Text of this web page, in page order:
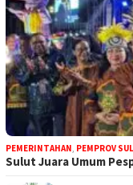
PEMERINTAHAN, PEMPROV
Sulut Juara Umum